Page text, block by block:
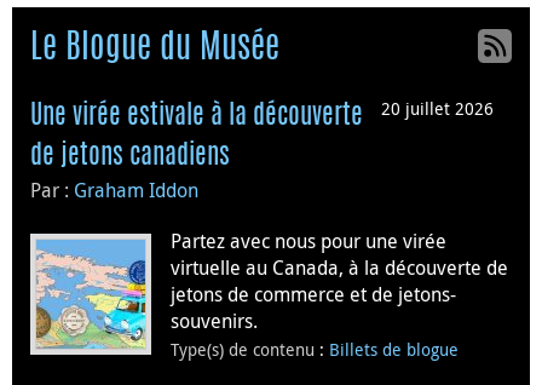
Le Blogue du Musée
20 juillet 2026
Une virée estivale à la découverte
de jetons canadiens
Par : Graham Iddon
Partez avec nous pour une virée
virtuelle au Canada, à la découverte de
jetons de commerce et de jetons-
souvenirs.
Type(s) de contenu : Billets de blogue